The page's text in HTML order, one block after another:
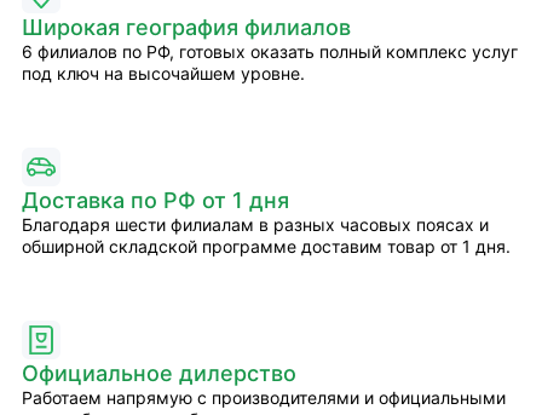
Широкая география филиалов
6 филиалов по РФ, готовых оказать полный комплекс услуг
под ключ на высочайшем уровне.
Доставка по РФ от 1 дня
Благодаря шести филиалам в разных часовых поясах и
обширной складской программе доставим товар от 1 дня.
Официальное дилерство
Работаем напрямую с производителями и официальными